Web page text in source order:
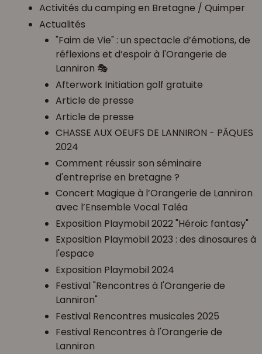
Activités du camping en Bretagne / Quimper
Actualités
"Faim de Vie" : un spectacle d’émotions, de
réflexions et d’espoir à l'Orangerie de
Lanniron 🎭
Afterwork Initiation golf gratuite
Article de presse
Article de presse
CHASSE AUX OEUFS DE LANNIRON - PÂQUES
2024
Comment réussir son séminaire
d'entreprise en bretagne ?
Concert Magique à l’Orangerie de Lanniron
avec l’Ensemble Vocal Taléa
Exposition Playmobil 2022 "Héroic fantasy"
Exposition Playmobil 2023 : des dinosaures à
l'espace
Exposition Playmobil 2024
Festival "Rencontres à l'Orangerie de
Lanniron"
Festival Rencontres musicales 2025
Festival Rencontres à l'Orangerie de
Lanniron